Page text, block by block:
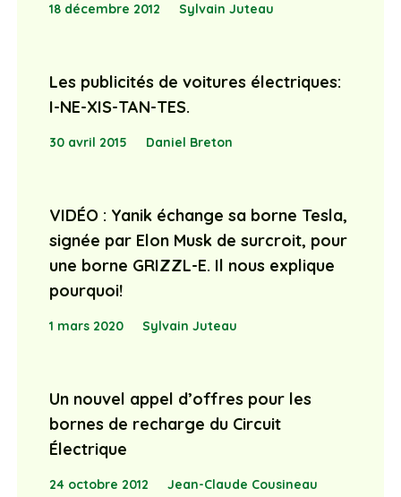
18 décembre 2012 Sylvain Juteau
Les publicités de voitures électriques:
I-NE-XIS-TAN-TES.
30 avril 2015 Daniel Breton
VIDÉO : Yanik échange sa borne Tesla,
signée par Elon Musk de surcroit, pour
une borne GRIZZL-E. Il nous explique
pourquoi!
1 mars 2020 Sylvain Juteau
Un nouvel appel d’offres pour les
bornes de recharge du Circuit
Électrique
24 octobre 2012 Jean-Claude Cousineau